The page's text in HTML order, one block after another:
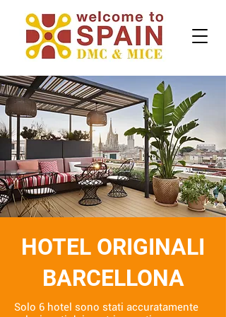
HOTEL ORIGINALI
BARCELLONA
Solo 6 hotel sono stati accuratamente